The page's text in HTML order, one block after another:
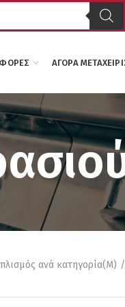
ΑΓΟΡΆ
ανά κατηγορία(M)